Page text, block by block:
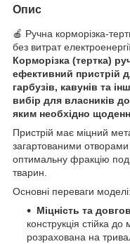
Опис
🍎 Ручна корморізка-
без витрат
Корморізка (тертка)
ефективний пристрій
гарбузів, кавунів та
вибір для власників
яким необхідно
Пристрій має міцний
загартованими
оптимальну фракцію
тварин.
Основні переваги моделі:
Міцність та
конструкція стійка
розрахована на